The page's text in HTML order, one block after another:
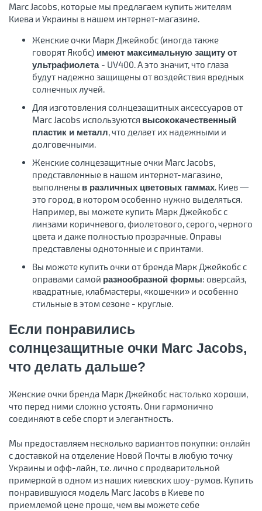
Marc Jacobs, которые мы предлагаем купить жителям
Киева и Украины в нашем интернет-магазине.
Женские очки Марк Джейкобс (иногда также
говорят Якобс) имеют максимальную защиту от
ультрафиолета - UV400. А это значит, что глаза
будут надежно защищены от воздействия вредных
солнечных лучей.
Для изготовления солнцезащитных аксессуаров от
Marc Jacobs используются высококачественный
пластик и металл, что делает их надежными и
долговечными.
Женские солнцезащитные очки Marc Jacobs,
представленные в нашем интернет-магазине,
выполнены в различных цветовых гаммах. Киев —
это город, в котором особенно нужно выделяться.
Например, вы можете купить Марк Джейкобс с
линзами коричневого, фиолетового, серого, черного
цвета и даже полностью прозрачные. Оправы
представлены однотонные и с принтами.
Вы можете купить очки от бренда Марк Джейкобс с
оправами самой разнообразной формы: оверсайз,
квадратные, клабмастеры, «кошечки» и особенно
стильные в этом сезоне - круглые.
Если понравились
солнцезащитные очки Marc Jacobs,
что делать дальше?
Женские очки бренда Марк Джейкобс настолько хороши,
что перед ними сложно устоять. Они гармонично
соединяют в себе спорт и элегантность.
Мы предоставляем несколько вариантов покупки: онлайн
с доставкой на отделение Новой Почты в любую точку
Украины и офф-лайн, т.е. лично с предварительной
примеркой в одном из наших киевских шоу-румов. Купить
понравившуюся модель Marc Jacobs в Киеве по
приемлемой цене проще, чем вы можете себе